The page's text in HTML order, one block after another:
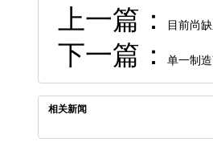
上一篇： 目前尚
下一篇： 单一制
相关新闻